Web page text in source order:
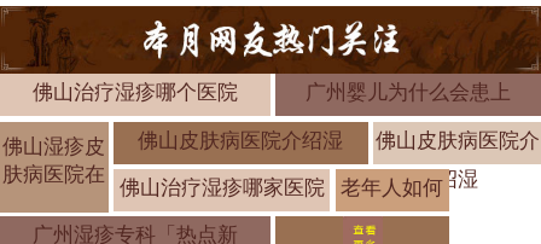
佛山治疗湿疹哪个医院 广州婴儿为什么会患上
佛山湿疹皮
肤病医院在
佛山皮肤病医院介绍湿
佛山皮肤病医院介
绍湿
佛山治疗湿疹哪家医院
老年人如何
预防湿疹？
广州湿疹专科「热点新